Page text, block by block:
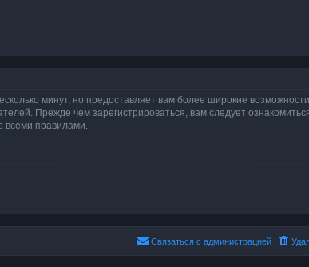
минут, но предоставляет вам более широкие
Прежде чем зарегистрироваться, вам следует
всеми правилами.
Связаться с администрацией